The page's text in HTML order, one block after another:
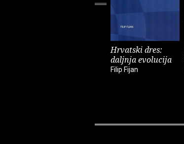
Hrvatski dres:
daljnja evolucija
Filip Fijan